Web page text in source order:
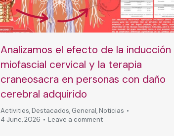
Analizamos el efecto de la inducción
miofascial cervical y la terapia
craneosacra en personas con daño
cerebral adquirido
Activities, Destacados, General, Noticias
4 June, 2026
Leave a comment